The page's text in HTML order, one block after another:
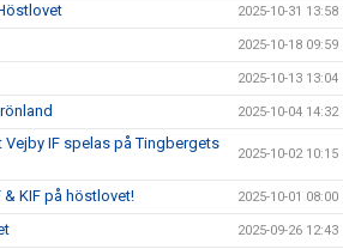
2025-10-31 13:58
2025-10-18 09:59
2025-10-13 13:04
2025-10-04 14:32
IF spelas på Tingbergets
2025-10-02 10:15
KIF på höstlovet! 2025-10-01 08:00
2025-09-26 12:43